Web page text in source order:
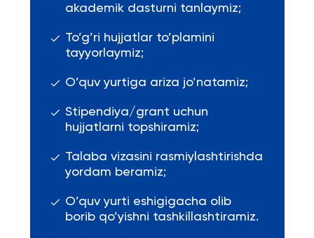
akademik dasturni tanlaymiz;
To’g’ri hujjatlar to’plamini
tayyorlaymiz;
O’quv yurtiga ariza jo’natamiz;
Stipendiya/grant uchun
hujjatlarni topshiramiz;
Talaba vizasini rasmiylashtirishda
yordam beramiz;
O’quv yurti eshigigacha olib
borib qo’yishni tashkillashtiramiz.